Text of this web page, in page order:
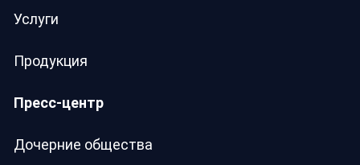
Услуги
Продукция
Пресс-центр
Дочерние общества